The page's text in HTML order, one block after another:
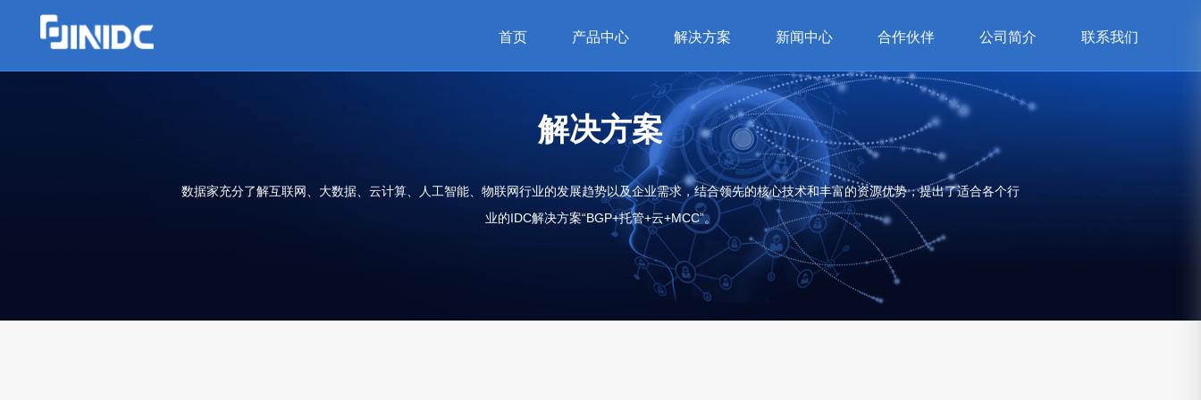
首页 产品中心 解决方案 新闻中心 合作伙伴 公司简介 联系我们
解决方案
数据家充分了解互联网、大数据、云计算、人工智能、物联网行业的发展趋势以及企业需求，结合领先的核心技术和丰富的资源优势，提出了适合各个行
业的IDC解决方案“BGP+托管+云+MCC”。